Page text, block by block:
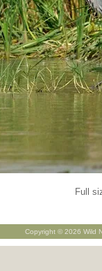
Full
Copyright © 2026 Wild